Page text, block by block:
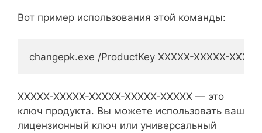
Вот пример использования этой команды:
changepk.exe /ProductKey XXXXX-XXXXX-
XXXXX-XXXXX-XXXXX-XXXXX-XXXXX — это
ключ продукта. Вы можете использовать ваш
лицензионный ключ или универсальный